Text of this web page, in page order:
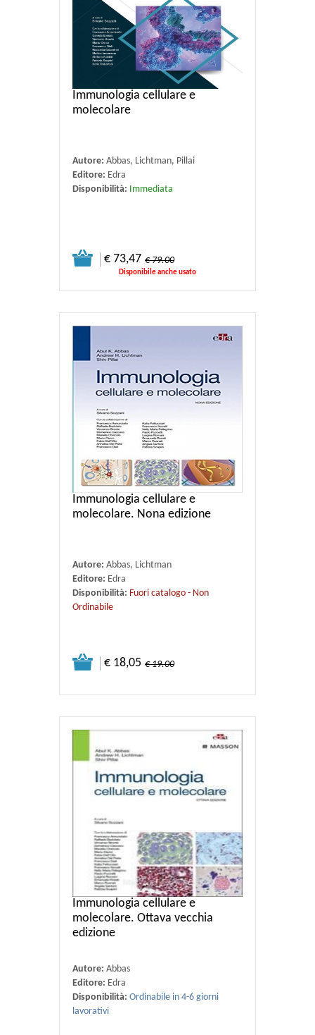
Immunologia cellulare e
molecolare
Autore: Abbas, Lichtman, Pillai
Editore: Edra
Disponibilità: Immediata
€ 73,47 € 79.00
Disponibile anche usato
Immunologia cellulare e
molecolare. Nona edizione
Autore: Abbas, Lichtman
Editore: Edra
Disponibilità: Fuori catalogo - Non
Ordinabile
€ 18,05 € 19.00
Immunologia cellulare e
molecolare. Ottava vecchia
edizione
Autore: Abbas
Editore: Edra
Disponibilità: Ordinabile in 4-6 giorni
lavorativi